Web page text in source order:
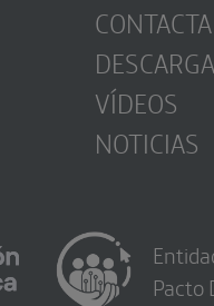
CONTACTA
VÍDEOS
NOTICIAS
Pacto